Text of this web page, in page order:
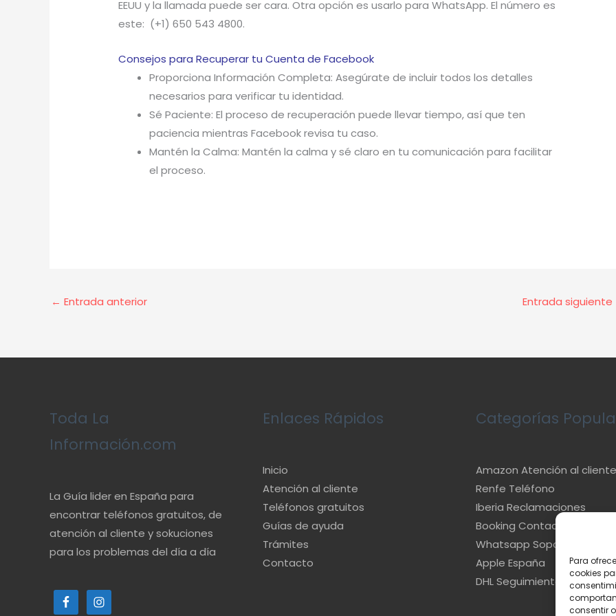
Para
cookies
consentir
EEUU y la llamada puede ser cara. Otra opción es usarlo para WhatsApp. El número es
este: (+1) 650 543 4800.
Consejos para Recuperar tu Cuenta de Facebook
Proporciona Información Completa: Asegúrate de incluir todos los detalles
necesarios para verificar tu identidad.
Sé Paciente: El proceso de recuperación puede llevar tiempo, así que ten
paciencia mientras Facebook revisa tu caso.
Mantén la Calma: Mantén la calma y sé claro en tu comunicación para facilitar
el proceso.
← Entrada anterior Entrada siguiente
Toda La
Información.com
La Guía lider en España para
encontrar teléfonos gratuitos, de
atención al cliente y sokuciones
para los problemas del día a día
Enlaces Rápidos
Inicio
Atención al cliente
Teléfonos gratuitos
Guías de ayuda
Trámites
Contacto
Categorías
Amazon Atención al cliente
Renfe Teléfono
Iberia Reclamaciones
Booking Contacto
Whatsapp Soporte
Apple España
DHL Seguimiento